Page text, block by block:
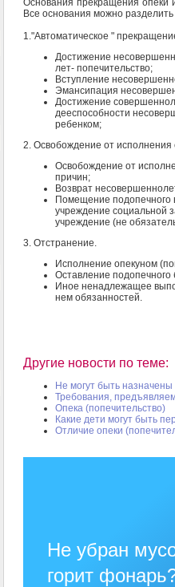
Все основания можно
1."Автоматическое "
Достижение
лет- попечительство;
Вступление
Эмансипация
Достижение
дееспособности
ребенком;
2. Освобождение от исполнения
Освобождение от
причин;
Возврат
Помещение подопечного
учреждение социальной
учреждение (не
3. Отстранение.
Исполнение опекуном
Оставление
Иное ненадлежащее
нем обязанностей.
Другие новости по теме:
Не могут быть
Требования,
Опека (попечительство)
Какие дети могут быть
Отличие опеки
Не убран
горит